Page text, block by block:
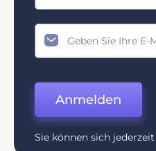
Anmelden
Sie können sich